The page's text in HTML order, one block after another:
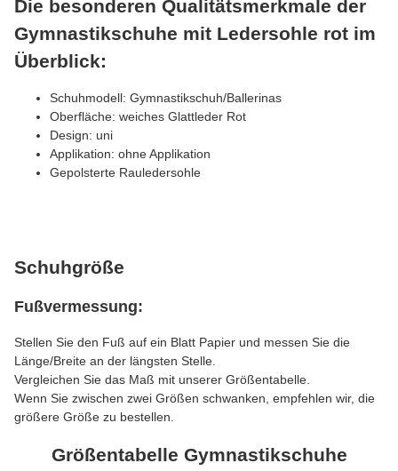
Die besonderen Qualitätsmerkmale der
Gymnastikschuhe mit Ledersohle rot im
Überblick:
Schuhmodell: Gymnastikschuh/Ballerinas
Oberfläche: weiches Glattleder Rot
Design: uni
Applikation: ohne Applikation
Gepolsterte Rauledersohle
Schuhgröße
Fußvermessung:
Stellen Sie den Fuß auf ein Blatt Papier und messen Sie die
Länge/Breite an der längsten Stelle.
Vergleichen Sie das Maß mit unserer Größentabelle.
Wenn Sie zwischen zwei Größen schwanken, empfehlen wir, die
größere Größe zu bestellen.
Größentabelle Gymnastikschuhe